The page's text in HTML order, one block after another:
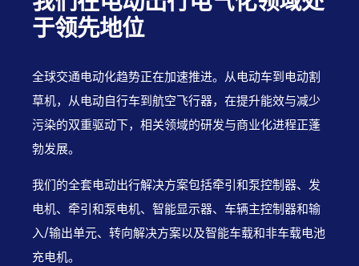
于领先地位
全球交通电动化趋势正在加速推进。从电动车到电动割
草机，从电动自行车到航空飞行器，在提升能效与减少
污染的双重驱动下，相关领域的研发与商业化进程正蓬
勃发展。
我们的全套电动出行解决方案包括牵引和泵控制器、发
电机、牵引和泵电机、智能显示器、车辆主控制器和输
入/输出单元、转向解决方案以及智能车载和非车载电池
充电机。